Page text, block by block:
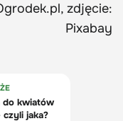
zdjęcie:
Pixabay